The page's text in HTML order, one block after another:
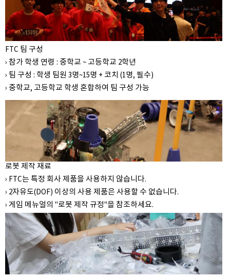
FTC 팀 구성
› 참가 학생 연령 : 중학교 ~ 고등학교 2학년
› 팀 구성 : 학생 팀원 3명~15명 + 코치 (1명, 필수)
› 중학교, 고등학교 학생 혼합하여 팀 구성 가능
로봇 제작 재료
› FTC는 특정 회사 제품을 사용하지 않습니다.
› 2자유도(DOF) 이상의 사용 제품은 사용할 수 없습니다.
› 게임 메뉴얼의 "로봇 제작 규정"을 참조하세요.